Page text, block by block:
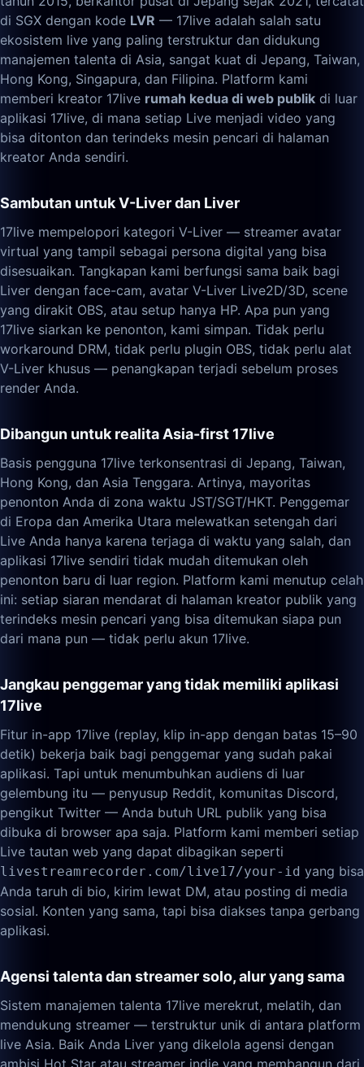
di SGX dengan kode LVR — 17live adalah salah satu
ekosistem live yang paling terstruktur dan didukung
manajemen talenta di Asia, sangat kuat di Jepang, Taiwan,
Hong Kong, Singapura, dan Filipina. Platform kami
memberi kreator 17live rumah kedua di web publik di luar
aplikasi 17live, di mana setiap Live menjadi video yang
bisa ditonton dan terindeks mesin pencari di halaman
kreator Anda sendiri.
Sambutan untuk V-Liver dan Liver
17live mempelopori kategori V-Liver — streamer avatar
virtual yang tampil sebagai persona digital yang bisa
disesuaikan. Tangkapan kami berfungsi sama baik bagi
Liver dengan face-cam, avatar V-Liver Live2D/3D, scene
yang dirakit OBS, atau setup hanya HP. Apa pun yang
17live siarkan ke penonton, kami simpan. Tidak perlu
workaround DRM, tidak perlu plugin OBS, tidak perlu alat
V-Liver khusus — penangkapan terjadi sebelum proses
render Anda.
Dibangun untuk realita Asia-first 17live
Basis pengguna 17live terkonsentrasi di Jepang, Taiwan,
Hong Kong, dan Asia Tenggara. Artinya, mayoritas
penonton Anda di zona waktu JST/SGT/HKT. Penggemar
di Eropa dan Amerika Utara melewatkan setengah dari
Live Anda hanya karena terjaga di waktu yang salah, dan
aplikasi 17live sendiri tidak mudah ditemukan oleh
penonton baru di luar region. Platform kami menutup celah
ini: setiap siaran mendarat di halaman kreator publik yang
terindeks mesin pencari yang bisa ditemukan siapa pun
dari mana pun — tidak perlu akun 17live.
Jangkau penggemar yang tidak memiliki aplikasi
17live
Fitur in-app 17live (replay, klip in-app dengan batas 15–90
detik) bekerja baik bagi penggemar yang sudah pakai
aplikasi. Tapi untuk menumbuhkan audiens di luar
gelembung itu — penyusup Reddit, komunitas Discord,
pengikut Twitter — Anda butuh URL publik yang bisa
dibuka di browser apa saja. Platform kami memberi setiap
Live tautan web yang dapat dibagikan seperti
livestreamrecorder.com/live17/your-id yang bisa
Anda taruh di bio, kirim lewat DM, atau posting di media
sosial. Konten yang sama, tapi bisa diakses tanpa gerbang
aplikasi.
Agensi talenta dan streamer solo, alur yang sama
Sistem manajemen talenta 17live merekrut, melatih, dan
mendukung streamer — terstruktur unik di antara platform
live Asia. Baik Anda Liver yang dikelola agensi dengan
ambisi Hot Star atau streamer indie yang membangun dari